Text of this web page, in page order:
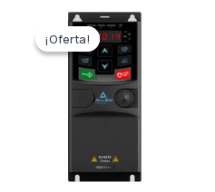
¡Oferta!
¡Oferta!
precio
original
era:
$266.
El
precio
actual
es:
$253.